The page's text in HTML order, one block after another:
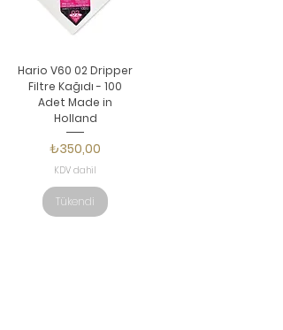
Hario V60 02 Dripper
Filtre Kağıdı - 100
Adet Made in
Holland
Fiyat
₺350,00
KDV dahil
Tükendi